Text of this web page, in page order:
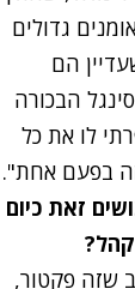
גדולים
הם
הבכורה
לו את כל
בפעם אחת".
זאת כיום
שזה פקטור,